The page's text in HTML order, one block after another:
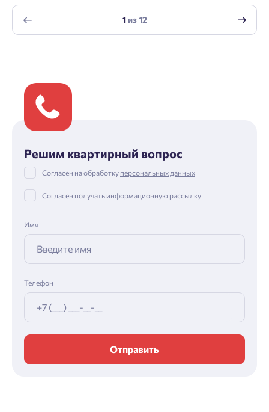
1из12
Решим квартирный вопрос
Согласен на обработку персональных данных
Согласен получать информационную рассылку
Имя
Телефон
Отправить